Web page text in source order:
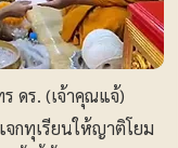
ดร. (เจ้าคุณแจ้)
จกทุเรียนให้ญาติโยม